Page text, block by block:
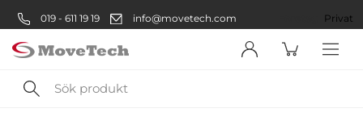
019 - 611 19 19 info@movetech.com Privat
Sök
produktVerkstad Komponenter & Förbrukning